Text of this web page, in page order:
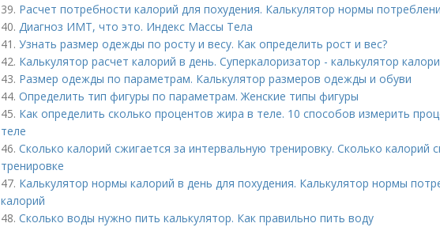
39. Расчет потребности калорий для похудения. Калькулятор нормы
40. Диагноз ИМТ, что это. Индекс Массы Тела
41. Узнать размер одежды по росту и весу. Как определить рост и вес?
42. Калькулятор расчет калорий в день. Суперкалоризатор - калькулятор
43. Размер одежды по параметрам. Калькулятор размеров одежды и обуви
44. Определить тип фигуры по параметрам. Женские типы фигуры
45. Как определить сколько процентов жира в теле. 10 способов измерить
теле
46. Сколько калорий сжигается за интервальную тренировку. Сколько калорий
тренировке
47. Калькулятор нормы калорий в день для похудения. Калькулятор нормы
калорий
48. Сколько воды нужно пить калькулятор. Как правильно пить воду